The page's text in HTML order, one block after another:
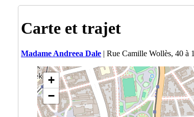
Carte et trajet
Madame Andreea Dale | Rue Camille Wollès, 40 à
+
−